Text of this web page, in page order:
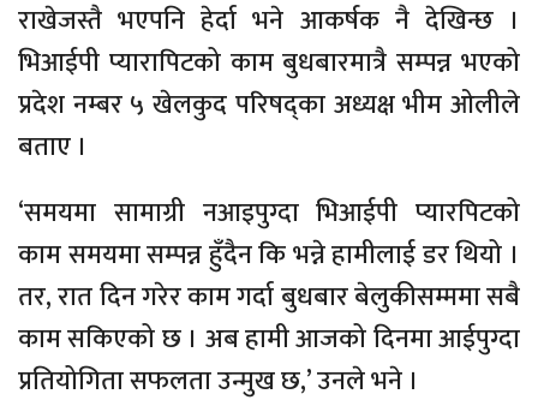
राखेजस्तै भएपनि हेर्दा भने आकर्षक नै देखिन्छ ।
भिआईपी प्यारापिटको काम बुधबारमात्रै सम्पन्न भएको
प्रदेश नम्बर ५ खेलकुद परिषद्का अध्यक्ष भीम ओलीले
बताए ।
‘समयमा सामाग्री नआइपुग्दा भिआईपी प्यारपिटको
काम समयमा सम्पन्न हुँदैन कि भन्ने हामीलाई डर थियो ।
तर, रात दिन गरेर काम गर्दा बुधबार बेलुकीसम्ममा सबै
काम सकिएको छ । अब हामी आजको दिनमा आईपुग्दा
प्रतियोगिता सफलता उन्मुख छ,’ उनले भने ।